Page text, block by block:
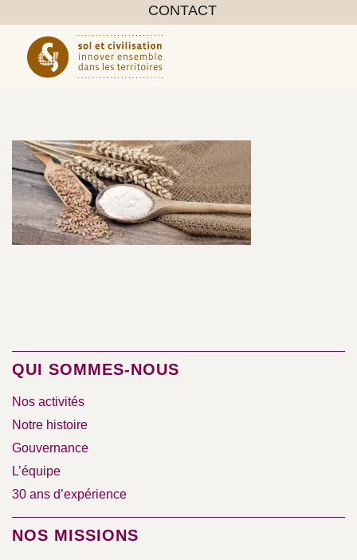
CONTACT
QUI SOMMES-NOUS
Nos activités
Notre histoire
Gouvernance
L’équipe
30 ans d’expérience
NOS MISSIONS